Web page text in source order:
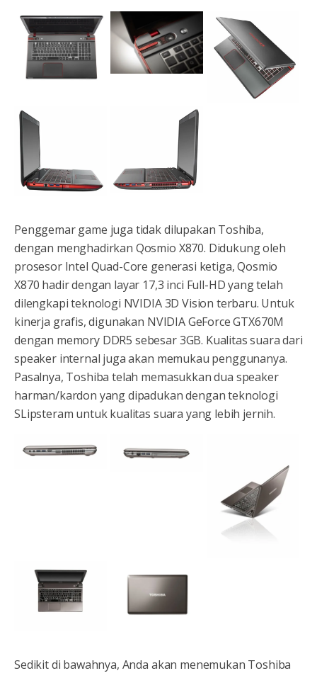
Penggemar game juga tidak dilupakan Toshiba,
dengan menghadirkan Qosmio X870. Didukung oleh
prosesor Intel Quad-Core generasi ketiga, Qosmio
X870 hadir dengan layar 17,3 inci Full-HD yang telah
dilengkapi teknologi NVIDIA 3D Vision terbaru. Untuk
kinerja grafis, digunakan NVIDIA GeForce GTX670M
dengan memory DDR5 sebesar 3GB. Kualitas suara dari
speaker internal juga akan memukau penggunanya.
Pasalnya, Toshiba telah memasukkan dua speaker
harman/kardon yang dipadukan dengan teknologi
SLipsteram untuk kualitas suara yang lebih jernih.
Sedikit di bawahnya, Anda akan menemukan Toshiba